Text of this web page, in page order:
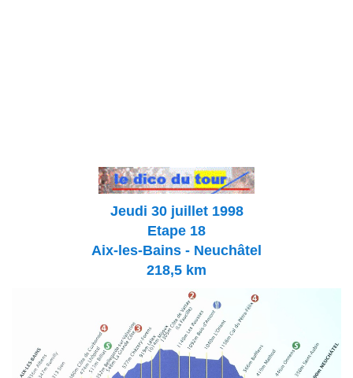
Jeudi 30 juillet 1998
Etape 18
Aix-les-Bains - Neuchâtel
218,5 km